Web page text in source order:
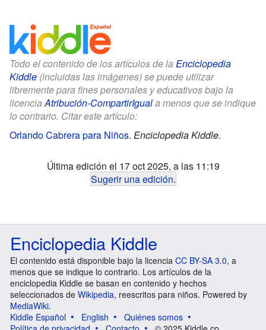
Todo el contenido de los artículos de la Enciclopedia
Kiddle (incluidas las imágenes) se puede utilizar
libremente para fines personales y educativos bajo la
licenciaAtribución-CompartirIguala menos que se indique
lo contrario. Citar este artículo:
Orlando Cabrera para Niños. Enciclopedia Kiddle.
Última edición el 17 oct 2025, a las 11:19
Sugerir una edición.
Enciclopedia Kiddle
El contenido está disponible bajo la licencia CC BY-SA 3.0, a
menos que se indique lo contrario. Los artículos de la
enciclopedia Kiddle se basan en contenido y hechos
seleccionados de Wikipedia, reescritos para niños. Powered by
MediaWiki.
Kiddle Español
English
Quiénes somos